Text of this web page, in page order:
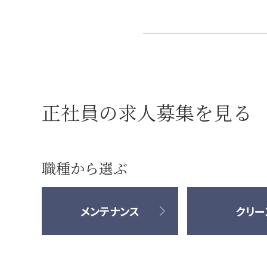
正社員の求人募集を見る
職種から選ぶ
メンテナンス クリ